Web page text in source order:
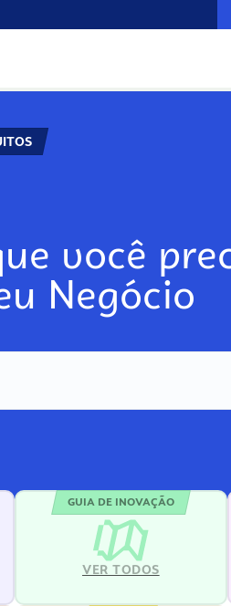
você
Negócio
GUIA DE INOVAÇÃO
VER TODOS